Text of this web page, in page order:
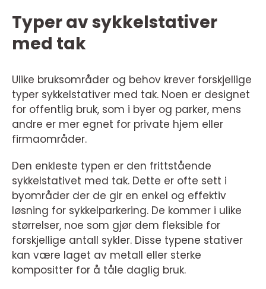
Typer av sykkelstativer
med tak
Ulike bruksområder og behov krever forskjellige
typer sykkelstativer med tak. Noen er designet
for offentlig bruk, som i byer og parker, mens
andre er mer egnet for private hjem eller
firmaområder.
Den enkleste typen er den frittstående
sykkelstativet med tak. Dette er ofte sett i
byområder der de gir en enkel og effektiv
løsning for sykkelparkering. De kommer i ulike
størrelser, noe som gjør dem fleksible for
forskjellige antall sykler. Disse typene stativer
kan være laget av metall eller sterke
kompositter for å tåle daglig bruk.